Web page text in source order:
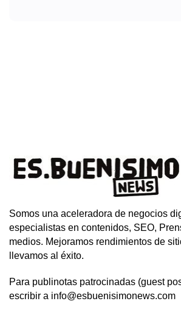
Somos una aceleradora de negocios
especialistas en contenidos, SEO,
medios. Mejoramos rendimientos de
llevamos al éxito.
Para publinotas patrocinadas (guest
escribir a info@esbuenisimonews.com